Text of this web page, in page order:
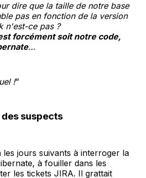
dire que la taille de notre base
pas en fonction de la version
n'est-ce pas ?
forcément soit notre code,
…
!”
suspects
les jours suivants à interroger la
à fouiller dans les
les tickets JIRA. Il grattait